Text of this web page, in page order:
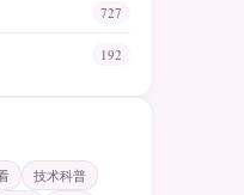
727
192
技术科普